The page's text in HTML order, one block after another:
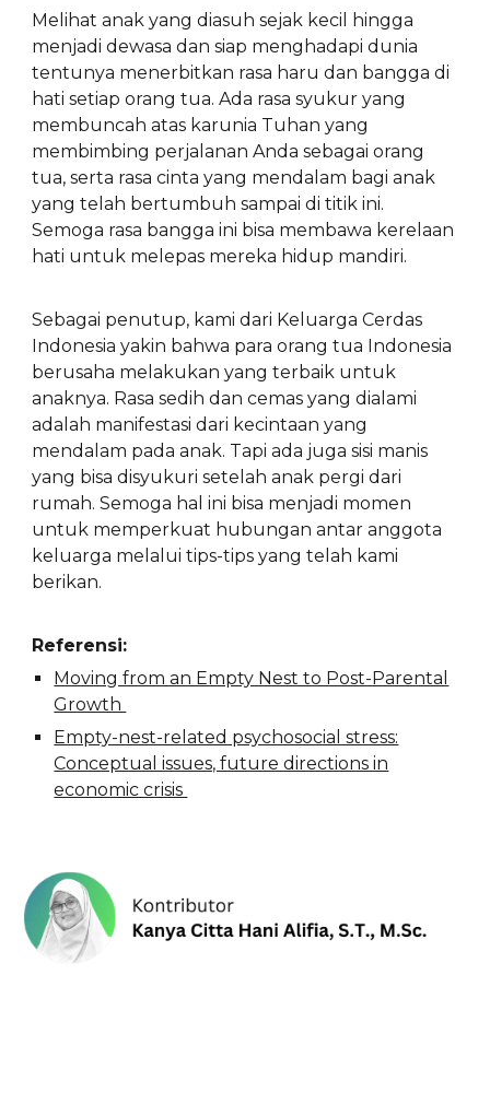
Melihat anak yang diasuh sejak kecil hingga
menjadi dewasa dan siap menghadapi dunia
tentunya menerbitkan rasa haru dan bangga di
hati setiap orang tua. Ada rasa syukur yang
membuncah atas karunia Tuhan yang
membimbing perjalanan Anda sebagai orang
tua, serta rasa cinta yang mendalam bagi anak
yang telah bertumbuh sampai di titik ini.
Semoga rasa bangga ini bisa membawa kerelaan
hati untuk melepas mereka hidup mandiri.
Sebagai penutup, kami dari Keluarga Cerdas
Indonesia yakin bahwa para orang tua Indonesia
berusaha melakukan yang terbaik untuk
anaknya. Rasa sedih dan cemas yang dialami
adalah manifestasi dari kecintaan yang
mendalam pada anak. Tapi ada juga sisi manis
yang bisa disyukuri setelah anak pergi dari
rumah. Semoga hal ini bisa menjadi momen
untuk memperkuat hubungan antar anggota
keluarga melalui tips-tips yang telah kami
berikan.
Referensi:
Moving from an Empty Nest to Post-Parental
Growth
Empty-nest-related psychosocial stress:
Conceptual issues, future directions in
economic crisis